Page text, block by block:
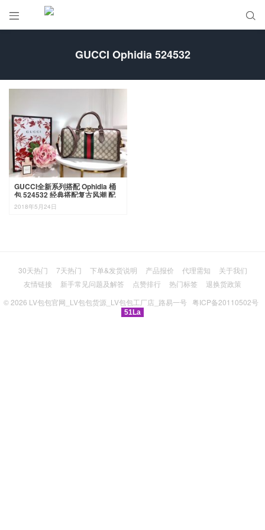
 
GUCCI Ophidia 524532
GUCCI全新系列搭配 Ophidia 桶
包 524532 经典搭配复古风潮 配
全套包装礼盒 32-16-12cm
2018年5月24日
30天热门 7天热门 下单&发货说明 产品报价 代理需知
关于我们
友情链接
新手常见问题及解答 点赞排行 热门标签
退换货政策
© 2026 LV包包官网_LV包包货源_LV包包工厂店_路易一号 粤ICP备20110502号
51La